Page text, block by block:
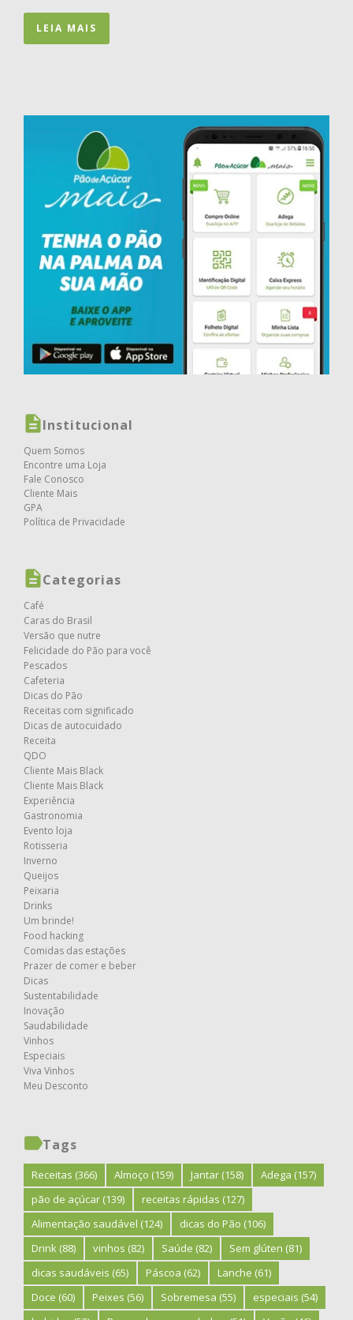
LEIA MAIS
Institucional
Quem Somos
Encontre uma Loja
Fale Conosco
Cliente Mais
GPA
Política de Privacidade
Categorias
Café
Caras do Brasil
Versão que nutre
Felicidade do Pão para você
Pescados
Cafeteria
Dicas do Pão
Receitas com significado
Dicas de autocuidado
Receita
QDO
Cliente Mais Black
Cliente Mais Black
Experiência
Gastronomia
Evento loja
Rotisseria
Inverno
Queijos
Peixaria
Drinks
Um brinde!
Food hacking
Comidas das estações
Prazer de comer e beber
Dicas
Sustentabilidade
Inovação
Saudabilidade
Vinhos
Especiais
Viva Vinhos
Meu Desconto
Tags
Receitas (366) Almoço (159) Jantar (158) Adega (157)
pão de açúcar (139) receitas rápidas (127)
Alimentação saudável (124) dicas do Pão (106)
Drink (88) vinhos (82) Saúde (82) Sem glúten (81)
dicas saudáveis (65) Páscoa (62) Lanche (61)
Doce (60) Peixes (56) Sobremesa (55) especiais (54)